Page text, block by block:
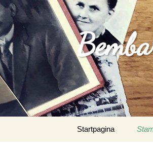
naar
Startpagina